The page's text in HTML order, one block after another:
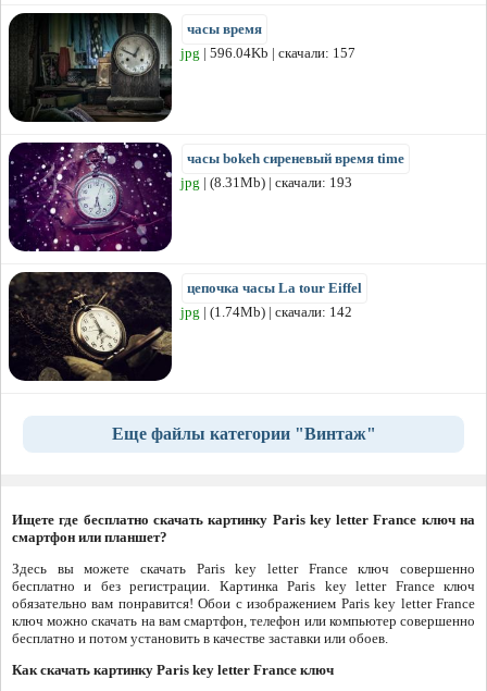
часы время
jpg | 596.04Kb | скачали: 157
часы bokeh сиреневый время time
jpg | (8.31Mb) | скачали: 193
цепочка часы La tour Eiffel
jpg | (1.74Mb) | скачали: 142
Еще файлы категории "Винтаж"
Ищете где бесплатно скачать картинку Paris key letter France ключ на
смартфон или планшет?
Здесь вы можете скачать Paris key letter France ключ совершенно
бесплатно и без регистрации. Картинка Paris key letter France ключ
обязательно вам понравится! Обои с изображением Paris key letter France
ключ можно скачать на вам смартфон, телефон или компьютер совершенно
бесплатно и потом установить в качестве заставки или обоев.
Как скачать картинку Paris key letter France ключ